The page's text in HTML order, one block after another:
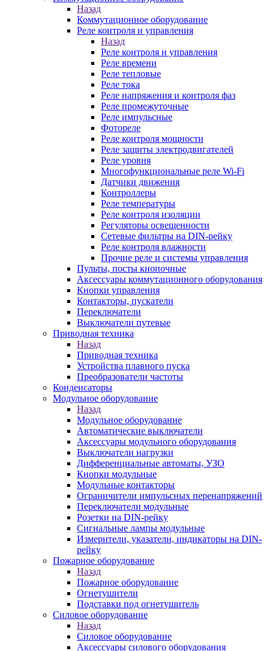
Назад
Коммутационное оборудование
Реле контроля и управления
Назад
Реле контроля и управления
Реле времени
Реле тепловые
Реле тока
Реле напряжения и контроля фаз
Реле промежуточные
Реле импульсные
Фотореле
Реле контроля мощности
Реле защиты электродвигателей
Реле уровня
Многофункциональные реле Wi-Fi
Датчики движения
Контроллеры
Реле температуры
Реле контроля изоляции
Регуляторы освещенности
Сетевые фильтры на DIN-рейку
Реле контроля влажности
Прочие реле и системы управления
Пульты, посты кнопочные
Аксессуары коммутационного оборудования
Кнопки управления
Контакторы, пускатели
Переключатели
Выключатели путевые
Приводная техника
Назад
Приводная техника
Устройства плавного пуска
Преобразователи частоты
Конденсаторы
Модульное оборудование
Назад
Модульное оборудование
Автоматические выключатели
Аксессуары модульного оборудования
Выключатели нагрузки
Дифференциальные автоматы, УЗО
Кнопки модульные
Модульные контакторы
Ограничители импульсных перенапряжений
Переключатели модульные
Розетки на DIN-рейку
Сигнальные лампы модульные
Измерители, указатели, индикаторы на DIN-
рейку
Пожарное оборудование
Назад
Пожарное оборудование
Огнетушители
Подставки под огнетушитель
Силовое оборудование
Назад
Силовое оборудование
Аксессуары силового оборудования